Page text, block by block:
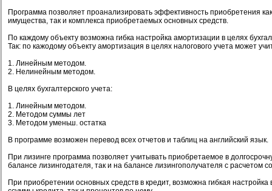
Программа позволяет проанализировать эффективность приобретения
имущества, так и комплекса приобретаемых основных средств.
По каждому объекту возможна гибка настройка амортизации в целях
Так: по кажодому объекту амортизация в целях налогового учета может
1. Линейным методом.
2. Нелинейным методом.
В целях бухгалтерского учета:
1. Линейным методом.
2. Методом суммы лет
3. Методом уменьш. остатка
В программе возможен перевод всех отчетов и таблиц на английский язык.
При лизинге программа позволяет учитывать приобретаемое в
балансе лизингодателя, так и на балансе лизингополучателя с расчетом
При приобретении основных средств в кредит, возможна гибкая настройка